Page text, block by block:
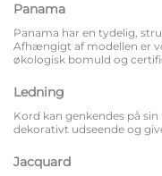
Panama
Panama har en tydelig,
Afhængigt af modellen er
økologisk bomuld og
Ledning
Kord kan genkendes på
dekorativt udseende og
Jacquard